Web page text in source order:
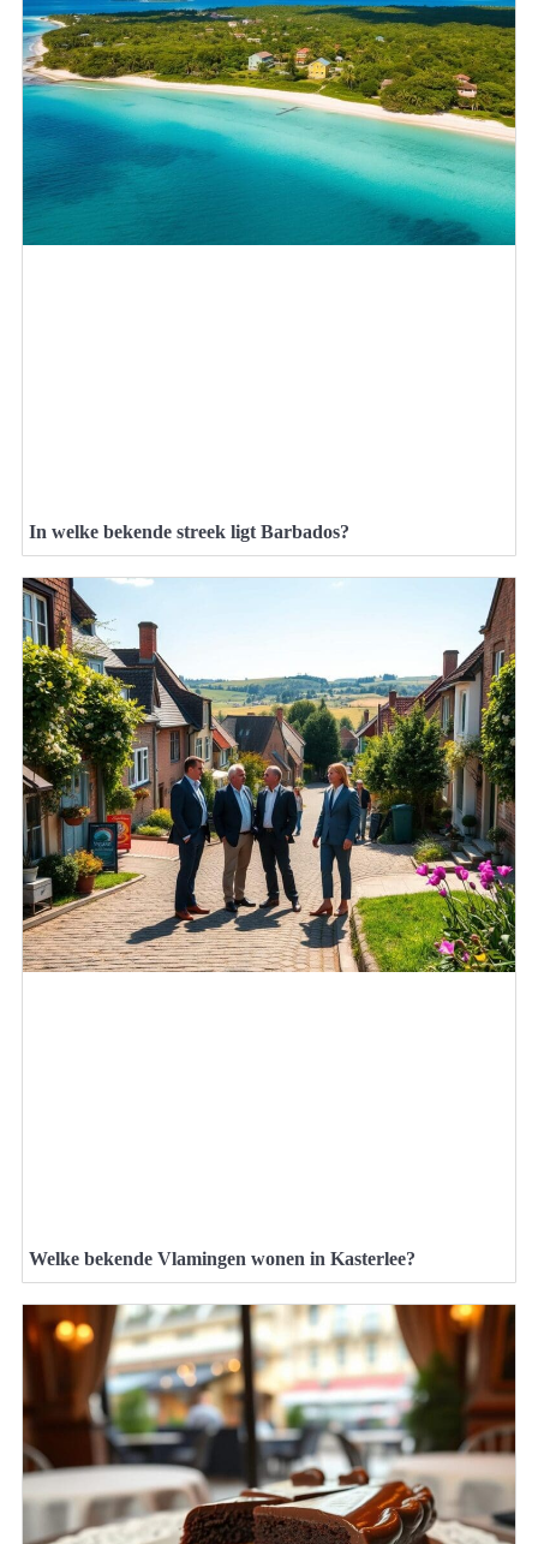
In welke bekende streek ligt Barbados?
Welke bekende Vlamingen wonen in Kasterlee?